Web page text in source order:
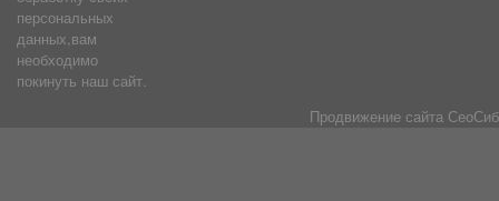
персональных
данных,вам
необходимо
покинуть наш сайт.
Продвижение сайта СеоСиб